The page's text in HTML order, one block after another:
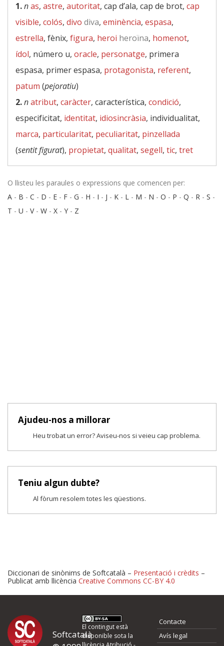
1.nas, astre, autoritat, cap d’ala, cap de brot, cap
visible, colós, divo diva, eminència, espasa,
estrella, fènix, figura, heroi heroïna, homenot,
ídol, número u, oracle, personatge, primera
espasa, primer espasa, protagonista, referent,
patum (pejoratiu)
2.natribut, caràcter, característica, condició,
especificitat, identitat, idiosincràsia, individualitat,
marca, particularitat, peculiaritat, pinzellada
(sentit figurat), propietat, qualitat, segell, tic, tret
O llisteu les paraules o expressions que comencen per:
A - B - C - D - E - F - G - H - I - J - K - L - M - N - O - P - Q - R - S -
T - U - V- W - X - Y - Z
Ajudeu-nos a millorar
Heu trobat un error? Aviseu-nos si veieu cap problema.
Teniu algun dubte?
Al fòrum resolem totes les qüestions.
Proposeu-nos millores o
d'errors
Diccionari de sinònims de Softcatalà – Presentació i crèdits –
Publicat amb llicència Creative Commons CC-BY 4.0
Softcatalà
El contingut està
disponible sota la
Contacte
Avís legal